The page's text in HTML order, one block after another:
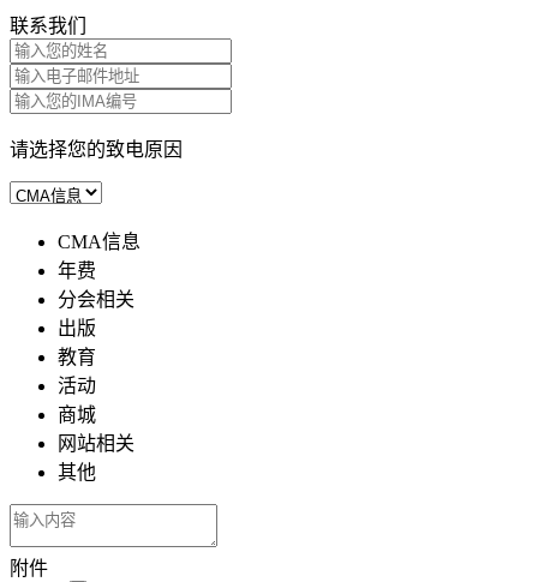
联系我们
请选择您的致电原因
CMA信息
年费
分会相关
出版
教育
活动
商城
网站相关
其他
附件